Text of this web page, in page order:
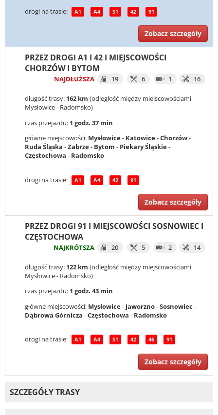
drogi na trasie: A1 A4 S1 42 91
Zobacz szczegóły
PRZEZ DROGI A1 I 42 I MIEJSCOWOŚCI
CHORZÓW I BYTOM
NAJDŁUŻSZA 19 6 1 16
długość trasy: 162 km (odległość między miejscowościami
Mysłowice - Radomsko)
czas przejazdu: 1 godz. 37 min
główne miejscowości: Mysłowice- Katowice-Chorzów-
Ruda Śląska -Zabrze- Bytom - Piekary Śląskie-
Częstochowa - Radomsko
drogi na trasie: A1 A4 42 91
Zobacz szczegóły
PRZEZ DROGI 91 I MIEJSCOWOŚCI SOSNOWIEC I
CZĘSTOCHOWA
NAJKRÓTSZA 20 5 2 14
długość trasy: 122 km (odległość między miejscowościami
Mysłowice - Radomsko)
czas przejazdu: 1 godz. 43 min
główne miejscowości: Mysłowice- Jaworzno-Sosnowiec -
Dąbrowa Górnicza -Częstochowa - Radomsko
drogi na trasie: A1 A4 S1 42 46 91
Zobacz szczegóły
SZCZEGÓŁY TRASY